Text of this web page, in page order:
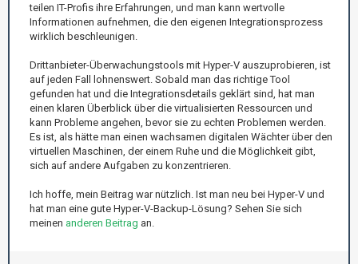
teilen IT-Profis ihre Erfahrungen, und man kann wertvolle
Informationen aufnehmen, die den eigenen Integrationsprozess
wirklich beschleunigen.
Drittanbieter-Überwachungstools mit Hyper-V auszuprobieren, ist
auf jeden Fall lohnenswert. Sobald man das richtige Tool
gefunden hat und die Integrationsdetails geklärt sind, hat man
einen klaren Überblick über die virtualisierten Ressourcen und
kann Probleme angehen, bevor sie zu echten Problemen werden.
Es ist, als hätte man einen wachsamen digitalen Wächter über den
virtuellen Maschinen, der einem Ruhe und die Möglichkeit gibt,
sich auf andere Aufgaben zu konzentrieren.
Ich hoffe, mein Beitrag war nützlich. Ist man neu bei Hyper-V und
hat man eine gute Hyper-V-Backup-Lösung? Sehen Sie sich
meinen anderen Beitrag an.